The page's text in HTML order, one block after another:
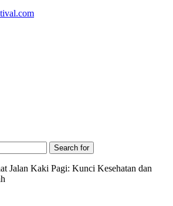
Search for
Jalan Kaki Pagi: Kunci Kesehatan dan